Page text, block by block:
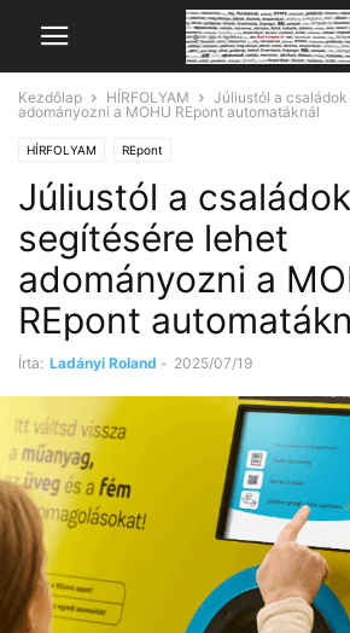
Kezdőlap HÍRFOLYAM
Júliustól a
adományozni a MOHU REpont automatáknál
HÍRFOLYAM REpont
Júliustól a családok
segítésére lehet
adományozni a
REpont
Írta: Ladányi Roland - 2025/07/19